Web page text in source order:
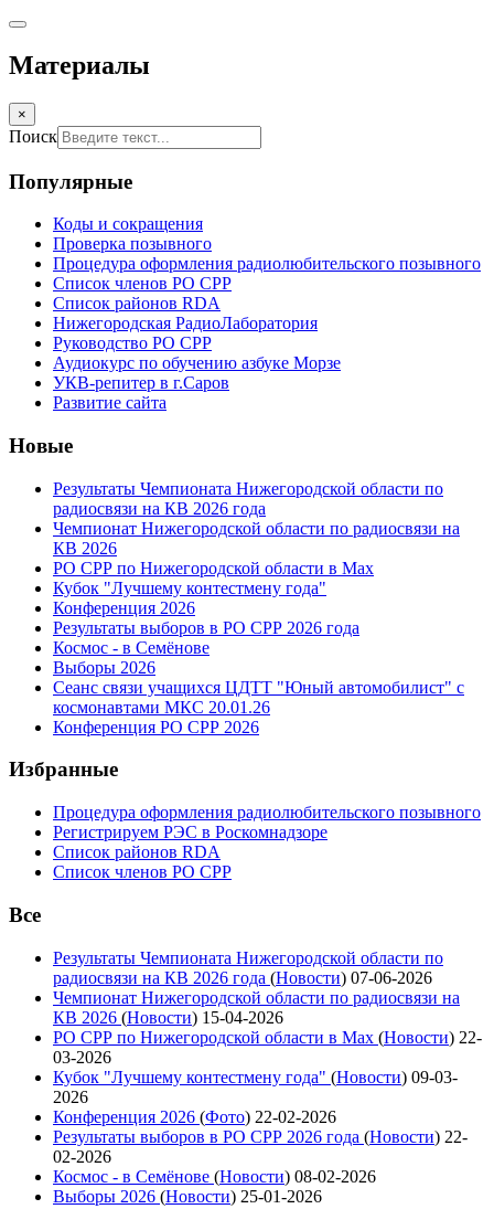
Материалы
×
Поиск
Популярные
Коды и сокращения
Проверка позывного
Процедура оформления радиолюбительского позывного
Список членов РО СРР
Список районов RDA
Нижегородская РадиоЛаборатория
Руководство РО СРР
Аудиокурс по обучению азбуке Морзе
УКВ-репитер в г.Саров
Развитие сайта
Новые
Результаты Чемпионата Нижегородской области по
радиосвязи на КВ 2026 года
Чемпионат Нижегородской области по радиосвязи на
КВ 2026
РО СРР по Нижегородской области в Max
Кубок "Лучшему контестмену года"
Конференция 2026
Результаты выборов в РО СРР 2026 года
Космос - в Семёнове
Выборы 2026
Сеанс связи учащихся ЦДТТ "Юный автомобилист" с
космонавтами МКС 20.01.26
Конференция РО СРР 2026
Избранные
Процедура оформления радиолюбительского позывного
Регистрируем РЭС в Роскомнадзоре
Список районов RDA
Список членов РО СРР
Все
Результаты Чемпионата Нижегородской области по
радиосвязи на КВ 2026 года (Новости) 07-06-2026
Чемпионат Нижегородской области по радиосвязи на
КВ 2026 (Новости) 15-04-2026
РО СРР по Нижегородской области в Max (Новости) 22-
03-2026
Кубок "Лучшему контестмену года" (Новости) 09-03-
2026
Конференция 2026 (Фото) 22-02-2026
Результаты выборов в РО СРР 2026 года (Новости) 22-
02-2026
Космос - в Семёнове (Новости) 08-02-2026
Выборы 2026 (Новости) 25-01-2026